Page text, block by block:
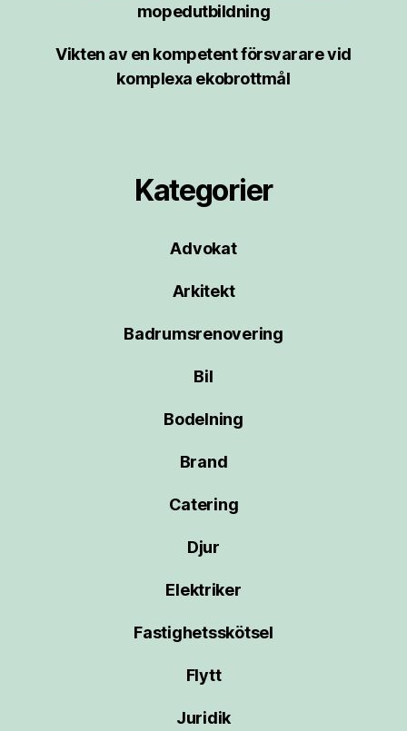
mopedutbildning
Vikten av en kompetent försvarare vid
komplexa ekobrottmål
Kategorier
Advokat
Arkitekt
Badrumsrenovering
Bil
Bodelning
Brand
Catering
Djur
Elektriker
Fastighetsskötsel
Flytt
Juridik